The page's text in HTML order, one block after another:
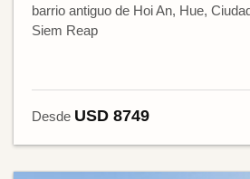
barrio antiguo de Hoi An, Hue,
Siem Reap
Desde USD 8749